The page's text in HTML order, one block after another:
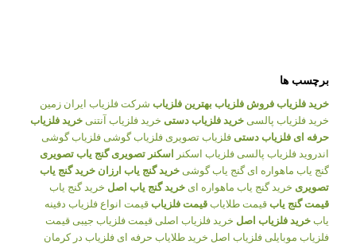
برچسب ها
خرید فلزیاب فروش فلزیاب بهترین فلزیاب شرکت فلزیاب ایران زمین
خرید فلزیاب پالسی خرید فلزیاب دستی خرید فلزیاب آنتنی خرید فلزیاب
حرفه ای فلزیاب دستی فلزیاب تصویری فلزیاب گوشی فلزیاب گوشی
اندروید فلزیاب پالسی فلزیاب اسکنر اسکنر تصویری گنج یاب تصویری
گنج یاب ماهواره ای گنج یاب گوشی خرید گنج یاب ارزان خرید گنج یاب
تصویری خرید گنج یاب ماهواره ای خرید گنج یاب اصل خرید گنج یاب
قیمت گنج یاب قیمت طلایاب قیمت فلزیاب قیمت انواع فلزیاب دفینه
یاب خرید فلزیاب اصل خرید فلزیاب اصلی قیمت فلزیاب جیبی قیمت
فلزیاب موبایلی فلزیاب اصل خرید طلایاب حرفه ای فلزیاب در کرمان